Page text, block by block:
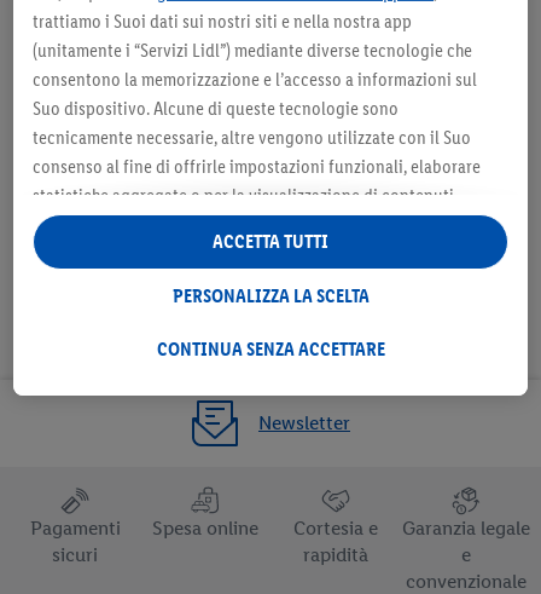
Seleziona come negozio
preferito
Seleziona come negozio preferito
Newsletter
Pagamenti
sicuri
Spesa online
Cortesia e
rapidità
Garanzia legale
e
convenzionale
trattiamo i Suoi dati sui nostri siti e nella nostra app
(unitamente i “Servizi Lidl”) mediante diverse tecnologie che
consentono la memorizzazione e l’accesso a informazioni sul
Suo dispositivo. Alcune di queste tecnologie sono
tecnicamente necessarie, altre vengono utilizzate con il Suo
consenso al fine di offrirle impostazioni funzionali, elaborare
statistiche aggregate o per la visualizzazione di contenuti
pubblicitari personalizzati all’interno e all’esterno dei Servizi
Lidl. Se è iscritto al programma Lidl Plus, anche i dati relativi al
Alla voce “Personalizza la scelta” può gestire singolarmente le
informazioni in merito al trattamento.
Cliccando “Continua senza accettare” può autorizzare il solo
“Accetta”, acconsente a tutti i trattamenti per tutte le finalità
sopra indicate. Ulteriori informazioni, comprese quelle relative
al periodo di conservazione dei dati e al Suo diritto di revocare
il consenso prestato in qualsiasi momento con effetto per il
CONTINUA SENZA ACCETTARE
PERSONALIZZA LA SCELTA
ACCETTA TUTTI